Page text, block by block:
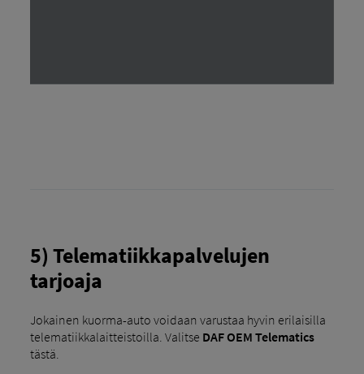
5) Telematiikkapalvelujen
tarjoaja
Jokainen kuorma-auto voidaan varustaa hyvin erilaisilla
telematiikkalaitteistoilla. Valitse DAF OEM Telematics
tästä.